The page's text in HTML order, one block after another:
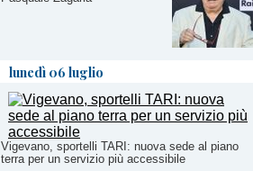
lunedì 06 luglio
Vigevano, sportelli TARI: nuova sede al piano
terra per un servizio più accessibile